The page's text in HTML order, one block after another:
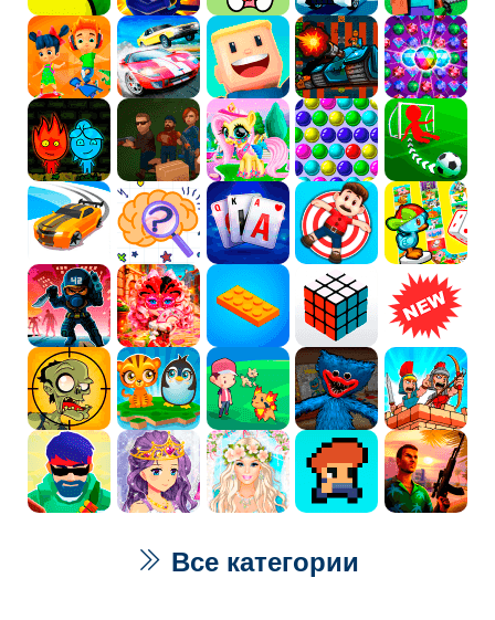
Все категории